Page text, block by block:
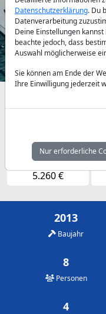
4.150 €
August
5.260 €
2013
Baujahr
8
Personen
4
Datenschutzerklärung. Du
Datenverarbeitung
Deine Einstellungen
beachte jedoch, dass
Auswahl möglicherweise
Sie können am Ende der
Ihre Einwilligung jederzeit
Nur erforderliche